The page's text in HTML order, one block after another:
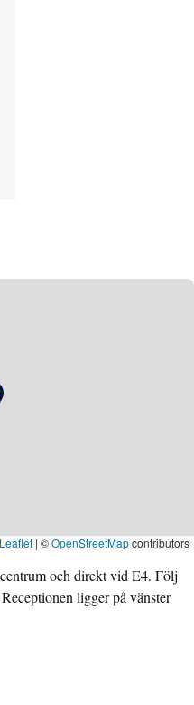
Leaflet | ©OpenStreetMapcontributors
och direkt vid E4. Följ
ligger på vänster